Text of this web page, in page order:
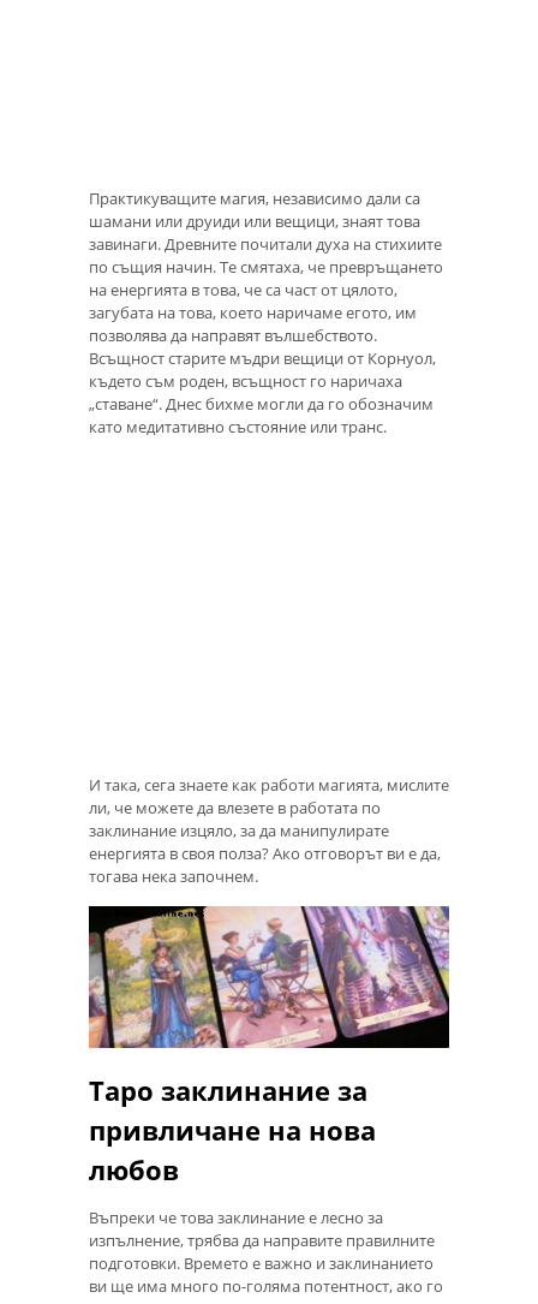
Практикуващите магия, независимо дали са
шамани или друиди или вещици, знаят това
завинаги. Древните почитали духа на стихиите
по същия начин. Те смятаха, че превръщането
на енергията в това, че са част от цялото,
загубата на това, което наричаме егото, им
позволява да направят вълшебството.
Всъщност старите мъдри вещици от Корнуол,
където съм роден, всъщност го наричаха
„ставане“. Днес бихме могли да го обозначим
като медитативно състояние или транс.
И така, сега знаете как работи магията, мислите
ли, че можете да влезете в работата по
заклинание изцяло, за да манипулирате
енергията в своя полза? Ако отговорът ви е да,
тогава нека започнем.
Таро заклинание за
привличане на нова
любов
Въпреки че това заклинание е лесно за
изпълнение, трябва да направите правилните
подготовки. Времето е важно и заклинанието
ви ще има много по-голяма потентност, ако го